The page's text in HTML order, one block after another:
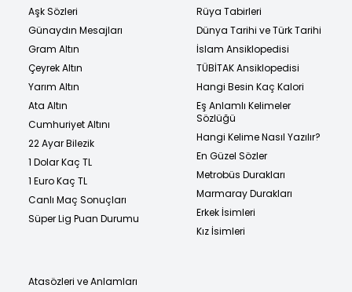
Aşk Sözleri
Günaydın Mesajları
Gram Altın
Çeyrek Altın
Yarım Altın
Ata Altın
Cumhuriyet Altını
22 Ayar Bilezik
1 Dolar Kaç TL
1 Euro Kaç TL
Canlı Maç Sonuçları
Süper Lig Puan Durumu
Rüya Tabirleri
Dünya Tarihi ve Türk Tarihi
İslam Ansiklopedisi
TÜBİTAK Ansiklopedisi
Hangi Besin Kaç Kalori
Eş Anlamlı Kelimeler
Sözlüğü
Hangi Kelime Nasıl Yazılır?
En Güzel Sözler
Metrobüs Durakları
Marmaray Durakları
Erkek İsimleri
Kız İsimleri
Atasözleri ve Anlamları